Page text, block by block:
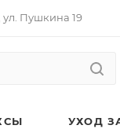
ул. Пушкина 19
УХОД